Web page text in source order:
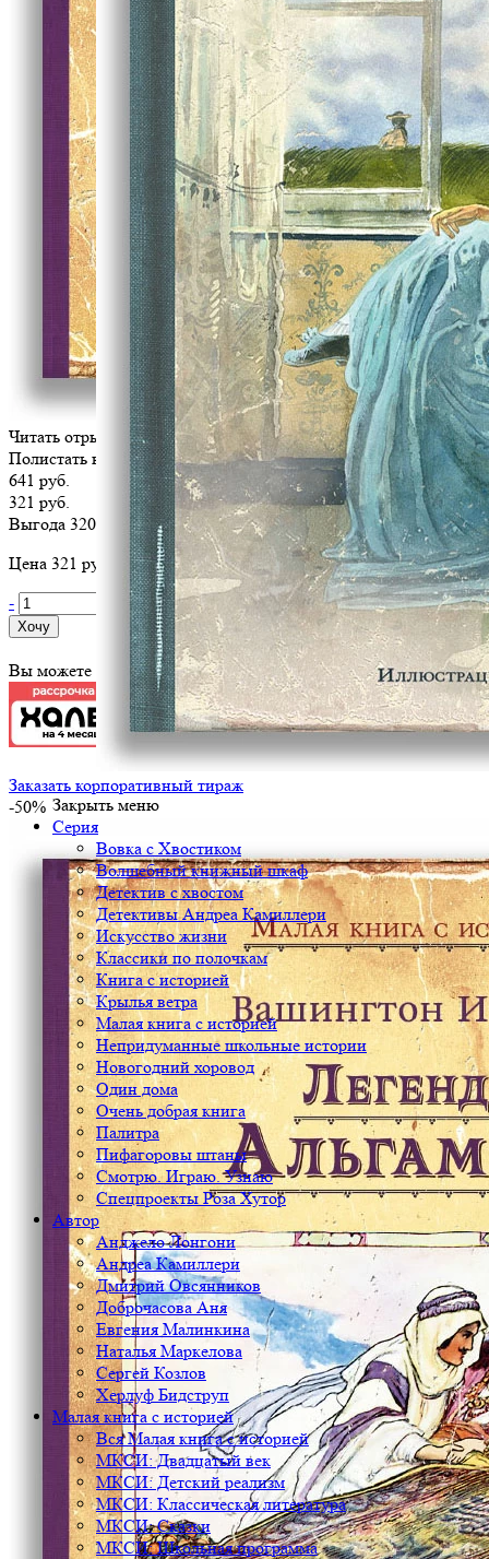
Закрыть меню
Серия
Вовка с Хвостиком
Волшебный книжный шкаф
Детектив с хвостом
Детективы Андреа Камиллери
Искусство жизни
Классики по полочкам
Книга с историей
Крылья ветра
Малая книга с историей
Непридуманные школьные истории
Новогодний хоровод
Один дома
Очень добрая книга
Палитра
Пифагоровы штаны
Смотрю. Играю. Узнаю
Спецпроекты Роза Хутор
Автор
Анджело Лонгони
Андреа Камиллери
Дмитрий Овсянников
Доброчасова Аня
Евгения Малинкина
Наталья Маркелова
Сергей Козлов
Херлуф Бидструп
Малая книга с историей
Вся Малая книга с историей
МКСИ: Двадцатый век
МКСИ: Детский реализм
МКСИ: Классическая литература
МКСИ: Сказки
МКСИ: Школьная программа
Читать отрывок
Полистать книгу
641 руб.
321 руб.
Выгода 320 руб.
Цена 321 руб. за 1 шт
-
Хочу
Вы можете оплатить эту книгу картой
Заказать корпоративный тираж
-50%